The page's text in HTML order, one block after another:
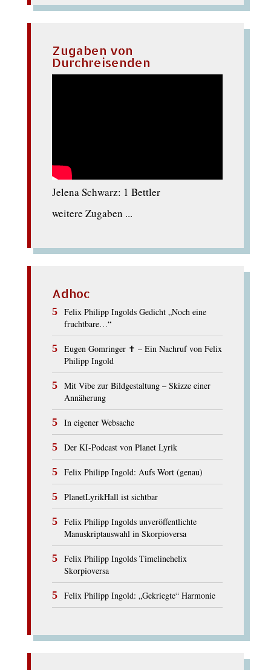
Zugaben von
Durchreisenden
Jelena Schwarz: 1 Bettler
weitere Zugaben ...
Adhoc
Felix Philipp Ingolds Gedicht „Noch eine
fruchtbare…“
Eugen Gomringer ✝︎ – Ein Nachruf von Felix
Philipp Ingold
Mit Vibe zur Bildgestaltung – Skizze einer
Annäherung
In eigener Websache
Der KI-Podcast von Planet Lyrik
Felix Philipp Ingold: Aufs Wort (genau)
PlanetLyrikHall ist sichtbar
Felix Philipp Ingolds unveröffentlichte
Manuskriptauswahl in Skorpioversa
Felix Philipp Ingolds Timelinehelix
Skorpioversa
Felix Philipp Ingold: „Gekriegte“ Harmonie